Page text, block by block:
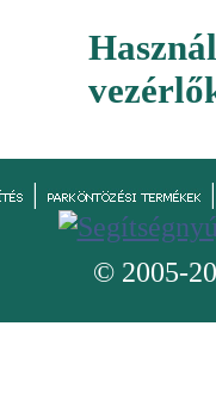
|
© 2005-